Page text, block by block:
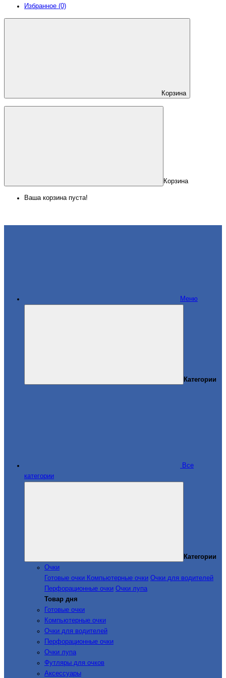
Избранное (0)
Корзина
Корзина
Ваша корзина пуста!
Меню
Категории
Все
категории
Категории
Очки
Готовые очки Компьютерные очки Очки для водителей
Перфорационные очки Очки лупа
Товар дня
Готовые очки
Компьютерные очки
Очки для водителей
Перфорационные очки
Очки лупа
Футляры для очков
Аксессуары